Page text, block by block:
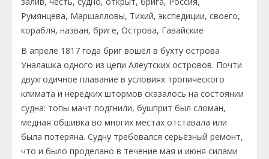
В апреле 1817 года бриг вошёл в бухту острова
Уналашка одного из цепи Алеутских островов. Почти
двухгодичное плавание в условиях тропического
климата и нередких штормов сказалось на состоянии
судна: топы мачт подгнили, бушприт был сломан,
медная обшивка во многих местах отставала или
была потеряна. Судну требовался серьёзный ремонт,
что и было проделано в течение мая и июня силами